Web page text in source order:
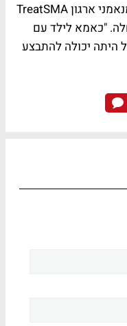
רגשית חמורה", אמרה לוסי פרוסט, מנאמני ארגון TreatSMA
ה-8 חולה במחלה. "כאמא לילד עם
היתה יכולה להתבצע